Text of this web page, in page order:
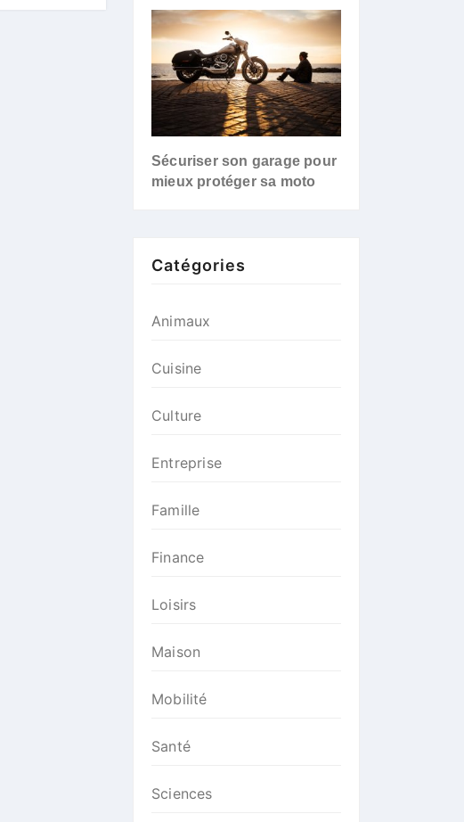
Sécuriser son garage pour
mieux protéger sa moto
Catégories
Animaux
Cuisine
Culture
Entreprise
Famille
Finance
Loisirs
Maison
Mobilité
Santé
Sciences